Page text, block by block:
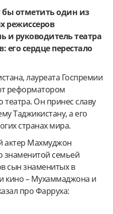
бы отметить один из
режиссеров
и руководитель театра
сердце перестало
лауреата Госпремии
реформатором
театра. Он принес славу
Таджикистану, а его
странах мира.
актер Махмуджон
знаменитой семьей
сын знаменитых в
кино – Мухаммаджона и
про Фарруха: